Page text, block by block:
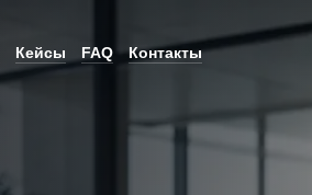
Кейсы FAQ Контакты